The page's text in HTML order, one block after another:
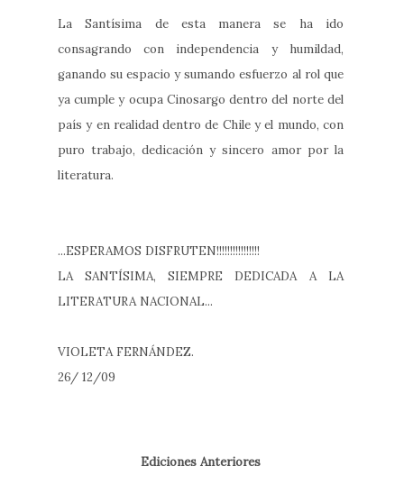
La Santísima de esta manera se ha ido
consagrando con independencia y humildad,
ganando su espacio y sumando esfuerzo al rol que
ya cumple y ocupa Cinosargo dentro del norte del
país y en realidad dentro de Chile y el mundo, con
puro trabajo, dedicación y sincero amor por la
literatura.
...ESPERAMOS DISFRUTEN!!!!!!!!!!!!!!!!
LA SANTÍSIMA, SIEMPRE DEDICADA A LA
LITERATURA NACIONAL...
VIOLETA FERNÁNDEZ.
26/ 12/09
Ediciones Anteriores